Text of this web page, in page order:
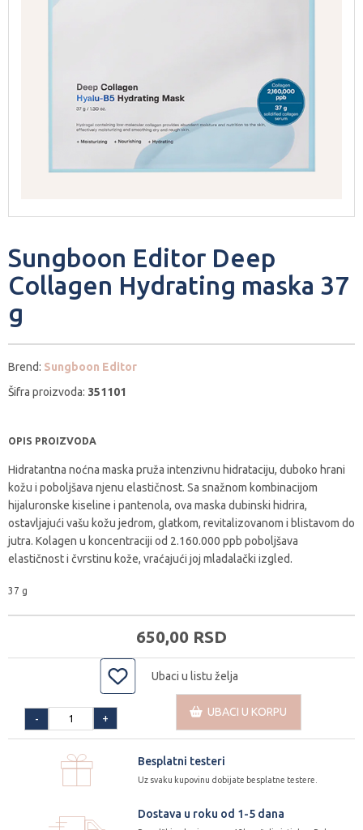
Sungboon Editor Deep
Collagen Hydrating maska 37
g
Brend: Sungboon Editor
Šifra proizvoda: 351101
OPIS PROIZVODA
Hidratantna noćna maska pruža intenzivnu hidrataciju, duboko hrani
kožu i poboljšava njenu elastičnost. Sa snažnom kombinacijom
hijaluronske kiseline i pantenola, ova maska dubinski hidrira,
ostavljajući vašu kožu jedrom, glatkom, revitalizovanom i blistavom do
jutra. Kolagen u koncentraciji od 2.160.000 ppb poboljšava
elastičnost i čvrstinu kože, vraćajući joj mladalački izgled.
37 g
650,00 RSD
+
-
Ubaci u listu želja
UBACI U KORPU
Besplatni testeri
Uz svaku kupovinu dobijate besplatne testere.
Dostava u roku od 1-5 dana